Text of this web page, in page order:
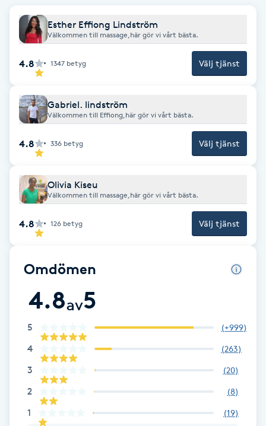
Gravidmassage
Gravidyoga
Gruppträning
Gua Sha-massage
Hatha Yoga
Headspa
Healing
Herrklippning
Hollywood Peel
Hot Stone Massage
Hot yoga
Esther Effiong Lindström
Välkommen till massage,här gör vi vårt bästa.
4.8 1347 betyg Välj tjänst
Gabriel. lindström
Välkommen till Effiong,här gör vi vårt bästa.
4.8 336 betyg Välj tjänst
Olivia Kiseu
Välkommen till massage,här gör vi vårt bästa.
4.8 126 betyg Välj tjänst
Omdömen
4.8av5
5 (+999)
4 (263)
3 (20)
2 (8)
1 (19)